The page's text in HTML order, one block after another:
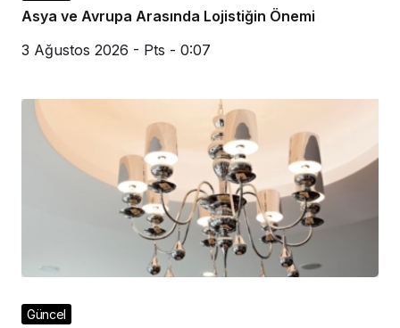
Asya ve Avrupa Arasında Lojistiğin Önemi
3 Ağustos 2026 - Pts - 0:07
Güncel